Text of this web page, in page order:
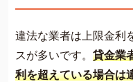
違法な業者は上限金利
スが多いです。 貸金業
利を超えている場合は